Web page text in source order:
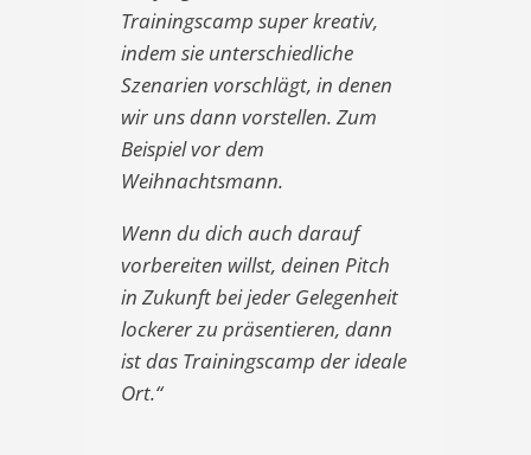
Trainingscamp super kreativ,
indem sie unterschiedliche
Szenarien vorschlägt, in denen
wir uns dann vorstellen. Zum
Beispiel vor dem
Weihnachtsmann.
Wenn du dich auch darauf
vorbereiten willst, deinen Pitch
in Zukunft bei jeder Gelegenheit
lockerer zu präsentieren, dann
ist das Trainingscamp der ideale
Ort.“